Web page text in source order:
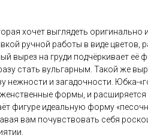
хочет выглядеть оригинально
ручной работы в виде цветов,
вырез на груди подчёркивает её
стать вульгарным. Такой же
нежности и загадочности. Юбка-
формы, и расширяется
фигуре идеальную форму
вам почувствовать себя